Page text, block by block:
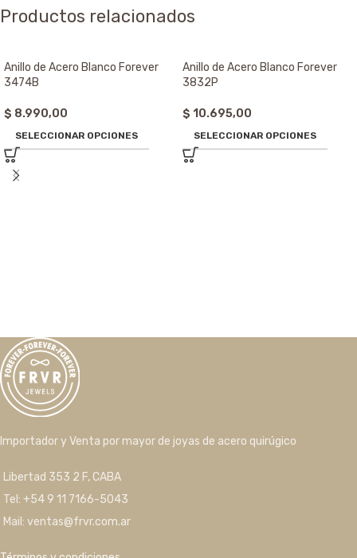
Productos relacionados
Anillo de Acero Blanco Forever
3474B
$ 8.990,00
SELECCIONAR OPCIONES
Anillo de Acero Blanco Forever
3832P
$ 10.695,00
SELECCIONAR OPCIONES
Importador y Venta por mayor de joyas de acero quirúgico
Libertad 353 2 F, CABA
Tel: +54 9 11 7166-5043
Mail: ventas@frvr.com.ar